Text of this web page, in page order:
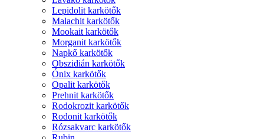
Lepidolit karkötők
Malachit karkötők
Mookait karkötők
Morganit karkötők
Napkő karkötők
Obszidián karkötők
Ónix karkötők
Opalit karkötők
Prehnit karkötők
Rodokrozit karkötők
Rodonit karkötők
Rózsakvarc karkötők